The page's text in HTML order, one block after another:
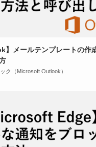
】メールテンプレートの作
ク（Microsoft Outlook）